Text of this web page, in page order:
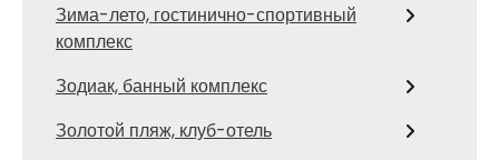
Зима-лето, гостинично-спортивный
комплекс
Зодиак, банный комплекс
Золотой пляж, клуб-отель